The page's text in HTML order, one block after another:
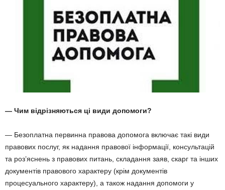
— Чим відрізняються ці види допомоги?
— Безоплатна первинна правова допомога включає такі види
правових послуг, як надання правової інформації, консультацій
та роз’яснень з правових питань, складання заяв, скарг та інших
документів правового характеру (крім документів
процесуального характеру), а також надання допомоги у